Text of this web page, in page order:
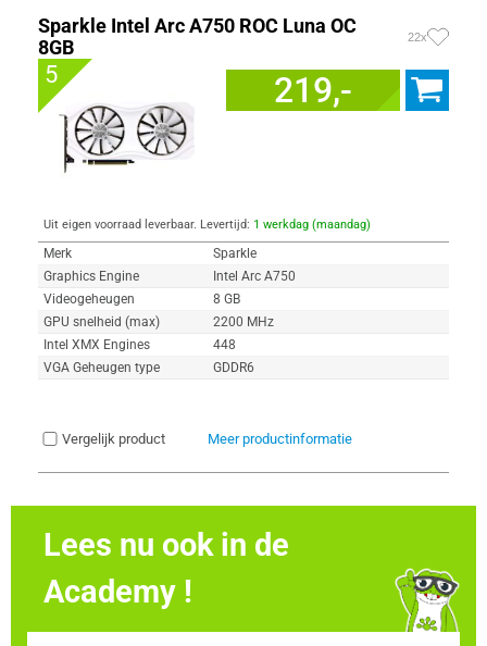
Sparkle Intel Arc A750 ROC Luna OC
8GB
22x
5 219,-
Uit eigen voorraad leverbaar. Levertijd: 1 werkdag (maandag)
Merk
Sparkle
Graphics Engine
Intel Arc A750
Videogeheugen
8 GB
GPU snelheid (max)
2200 MHz
Intel XMX Engines
448
VGA Geheugen type
GDDR6
Vergelijk product Meer productinformatie
Lees nu ook in de
Academy !